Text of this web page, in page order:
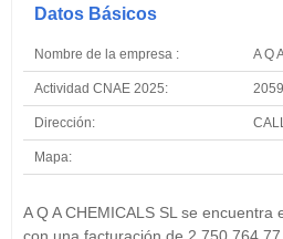
Datos Básicos
Nombre de la empresa : A Q
Actividad CNAE 2025:
Dirección:
Mapa:
A Q A CHEMICALS SL se